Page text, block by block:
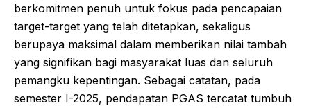
berkomitmen penuh untuk fokus pada pencapaian
target-target yang telah ditetapkan, sekaligus
berupaya maksimal dalam memberikan nilai tambah
yang signifikan bagi masyarakat luas dan seluruh
pemangku kepentingan. Sebagai catatan, pada
semester I-2025, pendapatan PGAS tercatat tumbuh